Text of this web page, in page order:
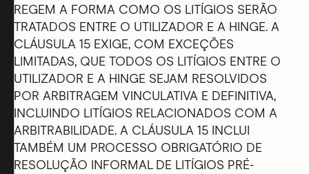
REGEM A FORMA COMO OS LITÍGIOS SERÃO
TRATADOS ENTRE O UTILIZADOR E A HINGE. A
CLÁUSULA 15 EXIGE, COM EXCEÇÕES
LIMITADAS, QUE TODOS OS LITÍGIOS ENTRE O
UTILIZADOR E A HINGE SEJAM RESOLVIDOS
POR ARBITRAGEM VINCULATIVA E DEFINITIVA,
INCLUINDO LITÍGIOS RELACIONADOS COM A
ARBITRABILIDADE. A CLÁUSULA 15 INCLUI
TAMBÉM UM PROCESSO OBRIGATÓRIO DE
RESOLUÇÃO INFORMAL DE LITÍGIOS PRÉ-